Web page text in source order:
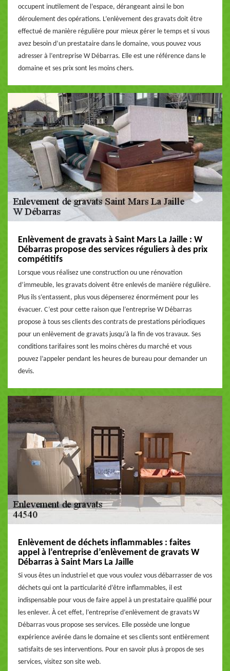
occupent inutilement de l’espace, dérangeant ainsi le bon
déroulement des opérations. L’enlèvement des gravats doit être
effectué de manière régulière pour mieux gérer le temps et si vous
avez besoin d’un prestataire dans le domaine, vous pouvez vous
adresser à l’entreprise W Débarras. Elle est une référence dans le
domaine et ses prix sont les moins chers.
Enlèvement de gravats à Saint Mars La Jaille : W
Débarras propose des services réguliers à des prix
compétitifs
Lorsque vous réalisez une construction ou une rénovation
d’immeuble, les gravats doivent être enlevés de manière régulière.
Plus ils s’entassent, plus vous dépenserez énormément pour les
évacuer. C’est pour cette raison que l’entreprise W Débarras
propose à tous ses clients des contrats de prestations périodiques
pour un enlèvement de gravats jusqu’à la fin de vos travaux. Ses
conditions tarifaires sont les moins chères du marché et vous
pouvez l’appeler pendant les heures de bureau pour demander un
devis.
Enlèvement de déchets inflammables : faites
appel à l’entreprise d’enlèvement de gravats W
Débarras à Saint Mars La Jaille
Si vous êtes un industriel et que vous voulez vous débarrasser de vos
déchets qui ont la particularité d’être inflammables, il est
indispensable pour vous de faire appel à un prestataire qualifié pour
les enlever. À cet effet, l’entreprise d’enlèvement de gravats W
Débarras vous propose ses services. Elle possède une longue
expérience avérée dans le domaine et ses clients sont entièrement
satisfaits de ses interventions. Pour en savoir plus à propos de ses
services, visitez son site web.